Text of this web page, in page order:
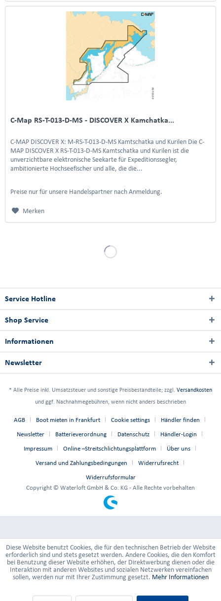
C-Map RS-T-013-D-MS - DISCOVER X Kamchatka...
C-MAP DISCOVER X: M-RS-T-013-D-MS Kamtschatka und Kurilen Die C-
MAP DISCOVER X RS-T-013-D-MS Kamtschatka und Kurilen ist die
unverzichtbare elektronische Seekarte für Expeditionssegler,
ambitionierte Hochseefischer und alle, die die...
Preise nur für unsere Handelspartner nach Anmeldung.
Merken
Service Hotline
Shop Service
Informationen
Newsletter
* Alle Preise inkl. Umsatzsteuer und sonstige Preisbestandteile; zzgl. Versandkosten
und ggf. Nachnahmegebühren, wenn nicht anders beschrieben
AGB Boot mieten in Frankfurt Cookie settings Händler finden
Newsletter Batterieverordnung Datenschutz Händler-Login
Impressum Online –Streitschlichtungsplattform Über uns
Versand und Zahlungsbedingungen Widerrufsrecht
Widerrufsformular
Copyright © Waterloft GmbH & Co. KG - Alle Rechte vorbehalten
Diese Website benutzt Cookies, die für den technischen Betrieb der Website
erforderlich sind und stets gesetzt werden. Andere Cookies, die den Komfort
bei Benutzung dieser Website erhöhen, der Direktwerbung dienen oder die
Interaktion mit anderen Websites und sozialen Netzwerken vereinfachen
sollen, werden nur mit Ihrer Zustimmung gesetzt. Mehr Informationen